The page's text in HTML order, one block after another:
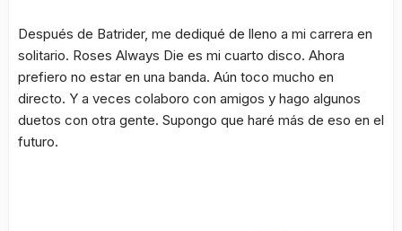
Después de Batrider, me dediqué de lleno a mi carrera en
solitario. Roses Always Die es mi cuarto disco. Ahora
prefiero no estar en una banda. Aún toco mucho en
directo. Y a veces colaboro con amigos y hago algunos
duetos con otra gente. Supongo que haré más de eso en el
futuro.